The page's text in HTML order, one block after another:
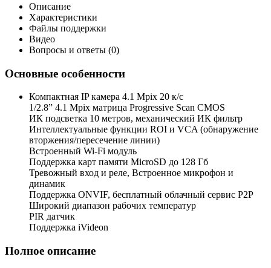
Описание
Характеристики
Файлы поддержки
Видео
Вопросы и ответы (0)
Основные особенности
Компактная IP камера 4.1 Mpix 20 к/с
1/2.8” 4.1 Mpix матрица Progressive Scan CMOS
ИК подсветка 10 метров, механический ИК фильтр
Интеллектуальные функции ROI и VCA (обнаружение
вторжения/пересечение линии)
Встроенный Wi-Fi модуль
Поддержка карт памяти MicroSD до 128 Гб
Тревожный вход и реле, Встроенное микрофон и
динамик
Поддержка ONVIF, бесплатный облачный сервис P2P
Широкий диапазон рабочих температур
PIR датчик
Поддержка iVideon
Полное описание